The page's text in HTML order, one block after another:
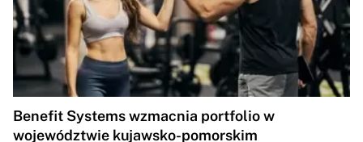
Benefit Systems wzmacnia portfolio w
województwie kujawsko-pomorskim